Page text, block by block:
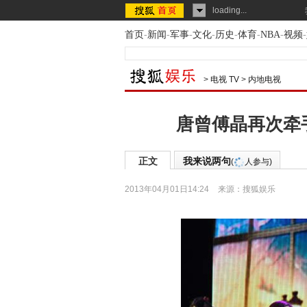
loading...
首页-新闻-军事-文化-历史-体育-NBA-视频-
> 电视 TV > 内地电视
唐曾傅晶再次
正文 我来说两句( 人参与)
2013年04月01日14:24 来源： 搜狐娱乐